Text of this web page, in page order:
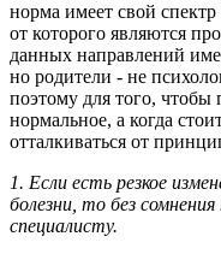
норма имеет свой
от которого являются
данных направлений
но родители - не
поэтому для того, чтобы
нормальное, а когда
отталкиваться от
1. Если есть резкое
болезни, то без
специалисту.